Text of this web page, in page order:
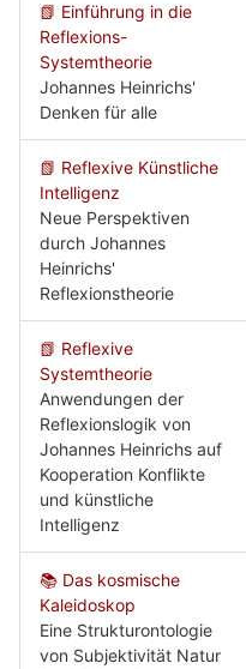
📗 Einführung in die
Reflexions-
Systemtheorie
Johannes Heinrichs'
Denken für alle
📗 Reflexive Künstliche
Intelligenz
Neue Perspektiven
durch Johannes
Heinrichs'
Reflexionstheorie
📗 Reflexive
Systemtheorie
Anwendungen der
Reflexionslogik von
Johannes Heinrichs auf
Kooperation Konflikte
und künstliche
Intelligenz
📚 Das kosmische
Kaleidoskop
Eine Strukturontologie
von Subjektivität Natur